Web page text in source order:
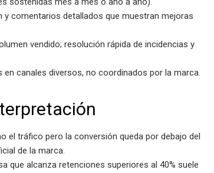
comentarios detallados que muestran mejoras
vendido; resolución rápida de incidencias y
canales diversos, no coordinados por la marca.
el tráfico pero la conversión queda por debajo del
de la marca.
que alcanza retenciones superiores al 40% suele